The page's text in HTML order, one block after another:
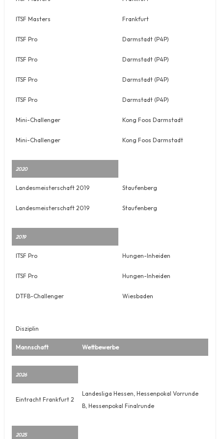
ITSF Masters Frankfurt
ITSF Pro Darmstadt (P4P)
ITSF Pro Darmstadt (P4P)
ITSF Pro Darmstadt (P4P)
ITSF Pro Darmstadt (P4P)
Mini-Challenger Kong Foos Darmstadt
Mini-Challenger Kong Foos Darmstadt
2020
Landesmeisterschaft 2019 Staufenberg
Landesmeisterschaft 2019 Staufenberg
2019
ITSF Pro Hungen-Inheiden
ITSF Pro Hungen-Inheiden
DTFB-Challenger Wiesbaden
Disziplin
Mannschaft Wettbewerbe
2026
Eintracht Frankfurt 2
Landesliga Hessen, Hessenpokal Vorrunde
B, Hessenpokal Finalrunde
2025